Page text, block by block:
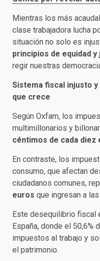
Mientras los más
clase trabajadora lucha
situación no solo es
principios de equidad
regir nuestras
Sistema fiscal injusto y
que crece
Según Oxfam, los
multimillonarios y
céntimos de cada diez
En contraste, los
consumo, que afectan
ciudadanos comunes,
euros que ingresan a
Este desequilibrio fiscal
España, donde el 50,6%
impuestos al trabajo y
el patrimonio.